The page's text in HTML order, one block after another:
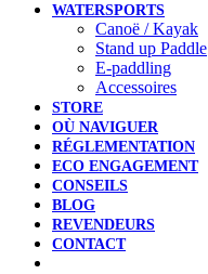
WATERSPORTS
Canoë / Kayak
Stand up Paddle
E-paddling
Accessoires
STORE
OÙ NAVIGUER
RÉGLEMENTATION
ECO ENGAGEMENT
CONSEILS
BLOG
REVENDEURS
CONTACT